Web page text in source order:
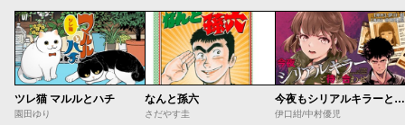
ツレ猫 マルルとハチ
園田ゆり
なんと孫六
さだやす圭
今夜もシリアルキラーと待ち合わせ
伊口紺/中村優児